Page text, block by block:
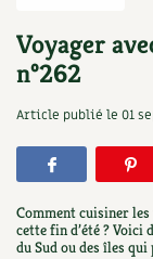
Techniques de
Verger, arbres
Se réabonner
Offrir un
Les numéros
4 saisons
Graines,
Aromatiques
Florales
Cartes cadeau
Découvrir le
Visiter en
Jardin bio
Parole libre
Voyager
n°262
Article publié le 01
Comment cuisiner les
cette fin d’été ? Voici
du Sud ou des îles